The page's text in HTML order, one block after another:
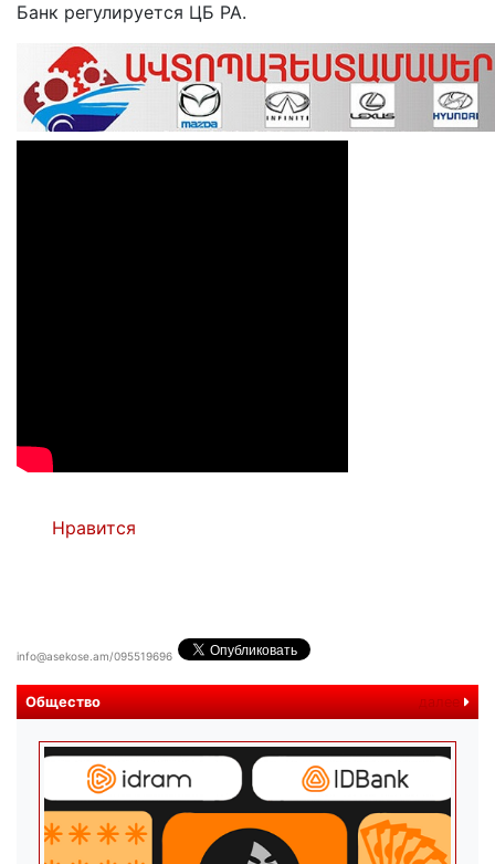
Банк регулируется ЦБ РА.
Нравится
info@asekose.am/095519696
Общество далее